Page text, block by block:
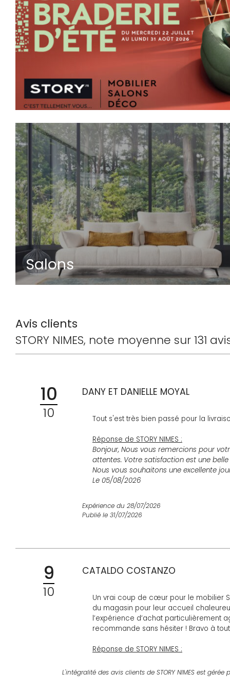
Salons
Avis clients
STORY NIMES note moyenne sur131
10
10
DANY ET DANIELLE MOYAL
Tout s'est très bien passé pour la
Réponse de STORY NIMES :
Bonjour, Nous vous remercions pour
attentes. Votre satisfaction est une
Nous vous souhaitons une excellente
Le 05/08/2026
Expérience du 28/07/2026
Publié le 31/07/2026
9
10
CATALDO COSTANZO
Un vrai coup de cœur pour le mobilier
du magasin pour leur accueil
l’expérience d’achat particulièrement
recommande sans hésiter ! Bravo à
Réponse de STORY NIMES :
répondre à vos attentes. Votre
L'intégralité des avis clients de STORY NIMES est